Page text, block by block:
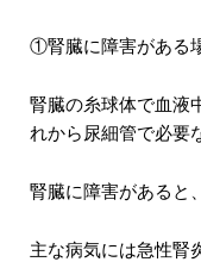
①腎臓に障害がある
腎臓の糸球体で血液
れから尿細管で必要
腎臓に障害があると
主な病気には急性腎